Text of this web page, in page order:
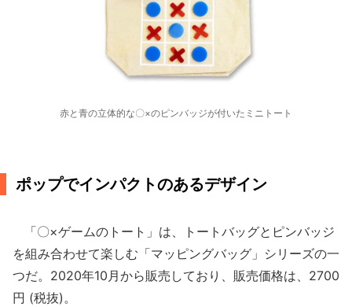
赤と青の立体的な〇×のピンバッジが付いたミニトート
ポップでインパクトのあるデザイン
「〇×ゲームのトート」は、トートバッグとピンバッジ
を組み合わせて楽しむ「マッピングバッグ」シリーズの一
つだ。2020年10月から販売しており、販売価格は、2700
円 (税抜)。